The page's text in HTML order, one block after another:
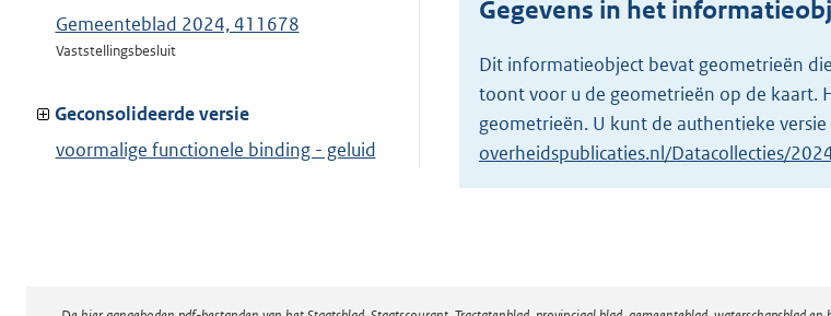
Gemeenteblad 2024, 411678
Vaststellingsbesluit
Geconsolideerde versie
voormalige functionele binding - geluid
Gegevens in het
Dit informatieobject bevat geometrieën
toont voor u de geometrieën op de kaart.
geometrieën. U kunt de authentieke
overheidspublicaties.nl/Datacollecties/